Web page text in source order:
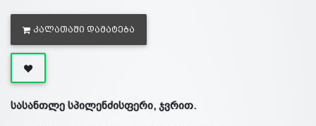
ᲙᲐᲚᲐᲗᲐᲨᲘ ᲓᲐᲛᲐᲢᲔᲑᲐ
სასანთლე სპილენძისფერი, ჯვრით.